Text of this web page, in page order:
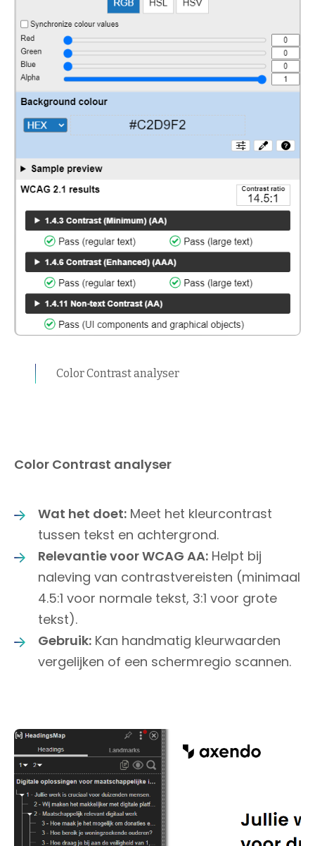
Color Contrast analyser
Color Contrast analyser
Wat het doet: Meet het kleurcontrast
tussen tekst en achtergrond.
Relevantie voor WCAG AA: Helpt bij
naleving van contrastvereisten (minimaal
4.5:1 voor normale tekst, 3:1 voor grote
tekst).
Gebruik: Kan handmatig kleurwaarden
vergelijken of een schermregio scannen.